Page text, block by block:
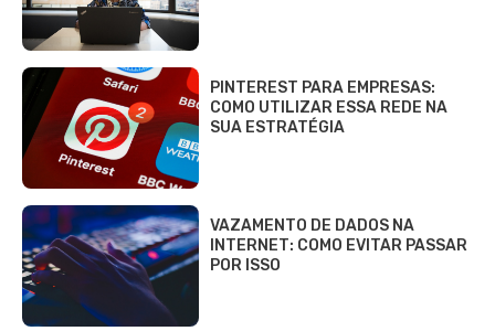
PINTEREST PARA EMPRESAS:
COMO UTILIZAR ESSA REDE NA
SUA ESTRATÉGIA
VAZAMENTO DE DADOS NA
INTERNET: COMO EVITAR PASSAR
POR ISSO